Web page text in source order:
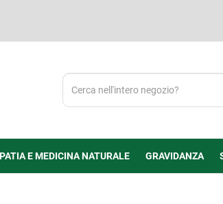
Cerca
Prodotto
E MEDICINA NATURALE GRAVIDANZA